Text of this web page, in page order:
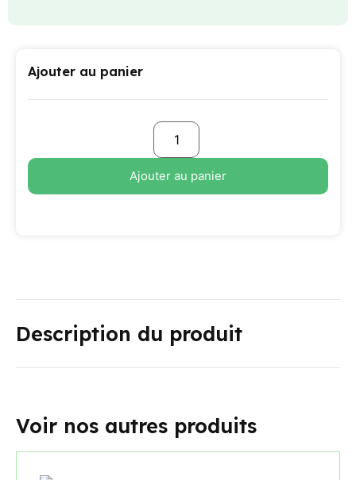
Ajouter au panier
Ajouter au panier
Description du produit
Voir nos autres produits